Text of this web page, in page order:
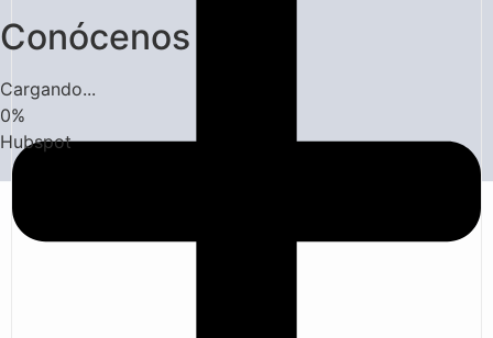
Conócenos
Cargando...
0%
Hubspot